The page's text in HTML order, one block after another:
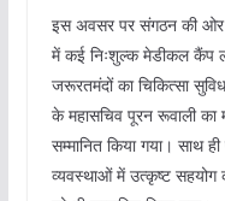
इस अवसर पर संगठन की ओर
में कई निःशुल्क मेडीकल कैंप
जरूरतमंदों का चिकित्सा
के महासचिव पूरन रूवाली का
सम्मानित किया गया। साथ
व्यवस्थाओं में उत्कृष्ट सहयोग